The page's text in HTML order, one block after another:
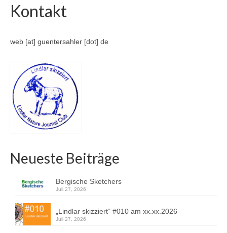
Kontakt
web [at] guentersahler [dot] de
Neueste Beiträge
Bergische Sketchers
Juli 27, 2026
„Lindlar skizziert“ #010 am xx.xx.2026
Juli 27, 2026